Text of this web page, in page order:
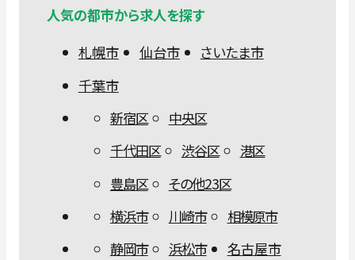
人気の都市から求人を探す
札幌市
仙台市
さいたま市
千葉市
新宿区
中央区
千代田区
渋谷区
港区
豊島区
その他23区
横浜市
川崎市
相模原市
静岡市
浜松市
名古屋市